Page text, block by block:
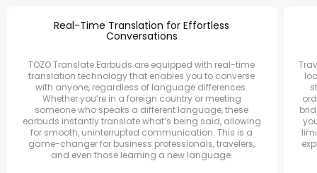
Real-Time Translation for Effortless
Conversations
TOZO Translate Earbuds are equipped with real-time
translation technology that enables you to converse
with anyone, regardless of language differences.
Whether you’re in a foreign country or meeting
someone who speaks a different language, these
earbuds instantly translate what’s being said, allowing
for smooth, uninterrupted communication. This is a
game-changer for business professionals, travelers,
and even those learning a new language.